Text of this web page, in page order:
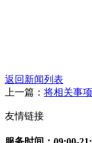
返回新闻列表
上一篇： 将相关事
友情链接